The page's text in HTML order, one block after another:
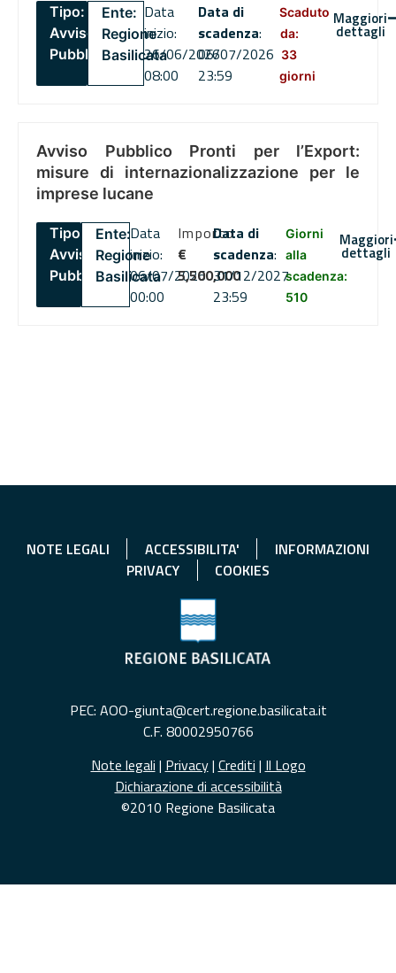
Tipo:
Avviso
Pubblico
Ente:
Regione
Basilicata
Data
inizio:
26/06/2026
08:00
Data di
scadenza:
06/07/2026
23:59
Scaduto
da:
33
giorni
Maggiori
dettagli
Avviso Pubblico Pronti per l’Export:
misure di internazionalizzazione per le
imprese lucane
Tipo:
Avviso
Pubblico
Ente:
Regione
Basilicata
Data
inizio:
06/07/2026
00:00
Importo
€
5,500,000
Data di
scadenza:
31/12/2027
23:59
Giorni
alla
scadenza:
510
Maggiori
dettagli
NOTE LEGALI ACCESSIBILITA'
INFORMAZIONI
PRIVACY
COOKIES
PEC: AOO-giunta@cert.regione.basilicata.it
C.F. 80002950766
Note legali | Privacy| Crediti | Il Logo
Dichiarazione di accessibilità
©2010 Regione Basilicata